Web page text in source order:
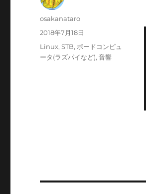
投
osakanataro
投
稿
2018年7月18日
カ
テ
Linux,STB, ボードコンピュ
ータ(ラズパイなど),音響